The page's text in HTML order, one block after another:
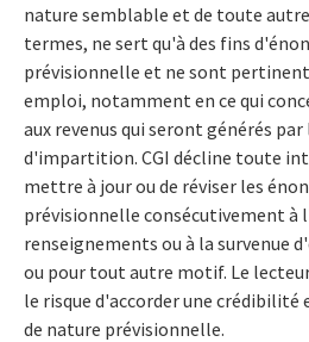
nature semblable et de toute
termes, ne sert qu'à des fins
prévisionnelle et ne sont
emploi, notamment en ce qui
aux revenus qui seront générés
d'impartition. CGI décline toute
mettre à jour ou de réviser les
prévisionnelle consécutivement à
renseignements ou à la survenue
ou pour tout autre motif. Le
le risque d'accorder une crédibilité
de nature prévisionnelle.